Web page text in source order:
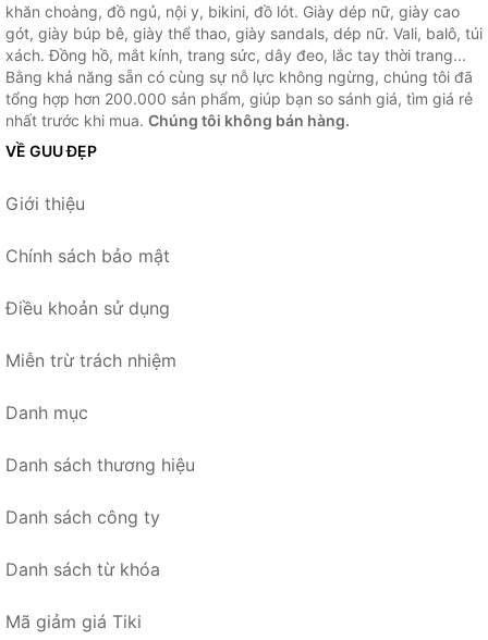
khăn choàng, đồ ngủ, nội y, bikini, đồ lót. Giày dép nữ, giày cao
gót, giày búp bê, giày thể thao, giày sandals, dép nữ. Vali, balô, túi
xách. Đồng hồ, mắt kính, trang sức, dây đeo, lắc tay thời trang...
Bằng khả năng sẵn có cùng sự nỗ lực không ngừng, chúng tôi đã
tổng hợp hơn 200.000 sản phẩm, giúp bạn so sánh giá, tìm giá rẻ
nhất trước khi mua. Chúng tôi không bán hàng.
VỀ GUU ĐẸP
Giới thiệu
Chính sách bảo mật
Điều khoản sử dụng
Miễn trừ trách nhiệm
Danh mục
Danh sách thương hiệu
Danh sách công ty
Danh sách từ khóa
Mã giảm giá Tiki